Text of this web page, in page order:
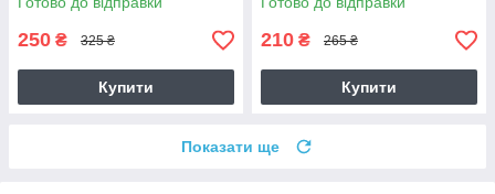
250 ₴ 325 ₴
Купити
210 ₴ 265 ₴
Купити
Показати ще